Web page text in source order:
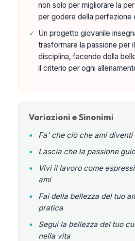
non solo per migliorare la
per godere della perfezione
✓ Un progetto giovanile
trasformare la passione per
disciplina, facendo della
il criterio per ogni
Variazioni e Sinonimi
•
Fa' che ciò che ami
•
Lascia che la passione
•
Vivi il lavoro come
ami
•
Fai della bellezza del tuo
pratica
•
Segui la bellezza del tuo
nella vita